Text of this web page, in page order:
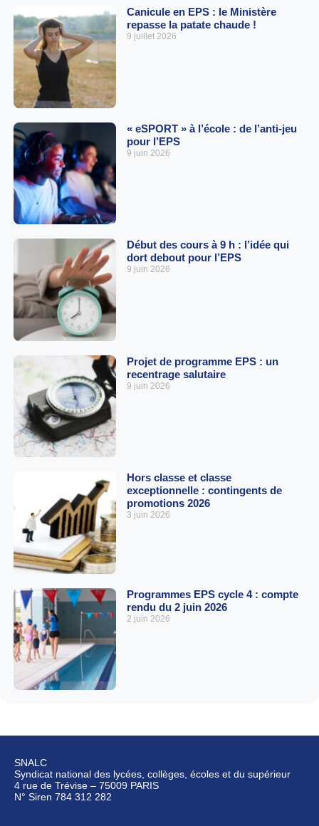
Canicule en EPS : le Ministère
repasse la patate chaude !
9 juillet 2026
« eSPORT » à l’école : de l’anti-jeu
pour l’EPS
9 juin 2026
Début des cours à 9 h : l’idée qui
dort debout pour l’EPS
9 juin 2026
Projet de programme EPS : un
recentrage salutaire
9 juin 2026
Hors classe et classe
exceptionnelle : contingents de
promotions 2026
3 juin 2026
Programmes EPS cycle 4 : compte
rendu du 2 juin 2026
2 juin 2026
SNALC
Syndicat national des lycées, collèges, écoles et du supérieur
4 rue de Trévise – 75009 PARIS
N° Siren 784 312 282